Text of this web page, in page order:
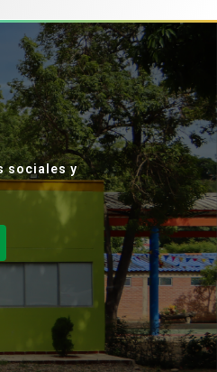
sociales y